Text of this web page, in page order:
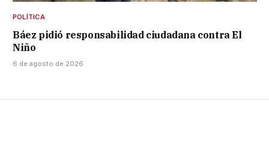
POLÍTICA
Báez pidió responsabilidad ciudadana contra El
Niño
6 de agosto de 2026